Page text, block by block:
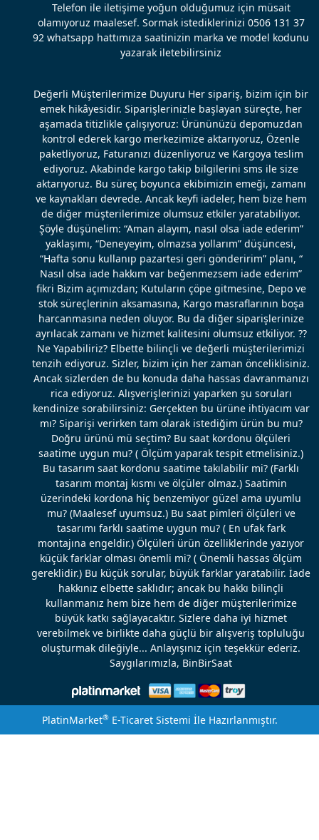
Telefon ile iletişime yoğun olduğumuz için müsait
olamıyoruz maalesef. Sormak istediklerinizi 0506 131 37
92 whatsapp hattımıza saatinizin marka ve model kodunu
yazarak iletebilirsiniz
Değerli Müşterilerimize Duyuru Her sipariş, bizim için bir
emek hikâyesidir. Siparişlerinizle başlayan süreçte, her
aşamada titizlikle çalışıyoruz: Ürününüzü depomuzdan
kontrol ederek kargo merkezimize aktarıyoruz, Özenle
paketliyoruz, Faturanızı düzenliyoruz ve Kargoya teslim
ediyoruz. Akabinde kargo takip bilgilerini sms ile size
aktarıyoruz. Bu süreç boyunca ekibimizin emeği, zamanı
ve kaynakları devrede. Ancak keyfi iadeler, hem bize hem
de diğer müşterilerimize olumsuz etkiler yaratabiliyor.
Şöyle düşünelim: “Aman alayım, nasıl olsa iade ederim”
yaklaşımı, “Deneyeyim, olmazsa yollarım” düşüncesi,
“Hafta sonu kullanıp pazartesi geri gönderirim” planı, “
Nasıl olsa iade hakkım var beğenmezsem iade ederim”
fikri Bizim açımızdan; Kutuların çöpe gitmesine, Depo ve
stok süreçlerinin aksamasına, Kargo masraflarının boşa
harcanmasına neden oluyor. Bu da diğer siparişlerinize
ayrılacak zamanı ve hizmet kalitesini olumsuz etkiliyor. ??
Ne Yapabiliriz? Elbette bilinçli ve değerli müşterilerimizi
tenzih ediyoruz. Sizler, bizim için her zaman önceliklisiniz.
Ancak sizlerden de bu konuda daha hassas davranmanızı
rica ediyoruz. Alışverişlerinizi yaparken şu soruları
kendinize sorabilirsiniz: Gerçekten bu ürüne ihtiyacım var
mı? Siparişi verirken tam olarak istediğim ürün bu mu?
Doğru ürünü mü seçtim? Bu saat kordonu ölçüleri
saatime uygun mu? ( Ölçüm yaparak tespit etmelisiniz.)
Bu tasarım saat kordonu saatime takılabilir mi? (Farklı
tasarım montaj kısmı ve ölçüler olmaz.) Saatimin
üzerindeki kordona hiç benzemiyor güzel ama uyumlu
mu? (Maalesef uyumsuz.) Bu saat pimleri ölçüleri ve
tasarımı farklı saatime uygun mu? ( En ufak fark
montajına engeldir.) Ölçüleri ürün özelliklerinde yazıyor
küçük farklar olması önemli mi? ( Önemli hassas ölçüm
gereklidir.) Bu küçük sorular, büyük farklar yaratabilir. İade
hakkınız elbette saklıdır; ancak bu hakkı bilinçli
kullanmanız hem bize hem de diğer müşterilerimize
büyük katkı sağlayacaktır. Sizlere daha iyi hizmet
verebilmek ve birlikte daha güçlü bir alışveriş topluluğu
oluşturmak dileğiyle... Anlayışınız için teşekkür ederiz.
Saygılarımızla, BinBirSaat
PlatinMarket®E-Ticaret Sistemi İle Hazırlanmıştır.